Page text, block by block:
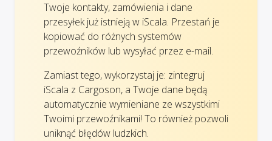
Twoje kontakty, zamówienia i dane
przesyłek już istnieją w iScala. Przestań je
kopiować do różnych systemów
przewoźników lub wysyłać przez e-mail.
Zamiast tego, wykorzystaj je: zintegruj
iScala z Cargoson, a Twoje dane będą
automatycznie wymieniane ze wszystkimi
Twoimi przewoźnikami! To również pozwoli
uniknąć błędów ludzkich.